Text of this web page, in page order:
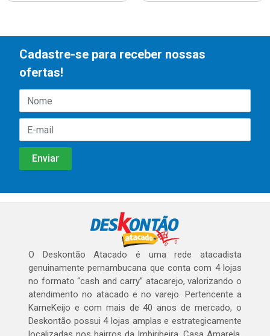
Cadastre-se para receber nossas
ofertas!
O Deskontão Atacado é uma rede atacadista
genuinamente pernambucana que conta com 4 lojas
no formato “cash and carry” atacarejo, valorizando o
atendimento no atacado e no varejo. Pertencente a
KarneKeijo e com mais de 40 anos de mercado, o
Deskontão possui 4 lojas amplas e estrategicamente